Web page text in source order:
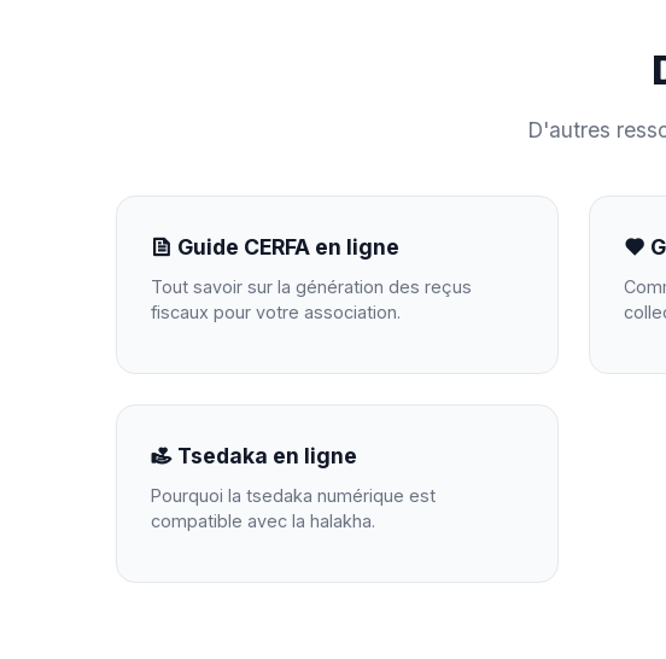
D'autres
Guide CERFA en ligne
Tout savoir sur la génération des reçus
fiscaux pour votre association.
Tsedaka en ligne
Pourquoi la tsedaka numérique est
compatible avec la halakha.